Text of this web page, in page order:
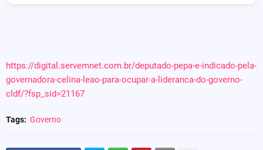
https://digital.servemnet.com.br/deputado-pepa-e-indicado-pela-
governadora-celina-leao-para-ocupar-a-lideranca-do-governo-
cldf/?fsp_sid=21167
Tags: Governo